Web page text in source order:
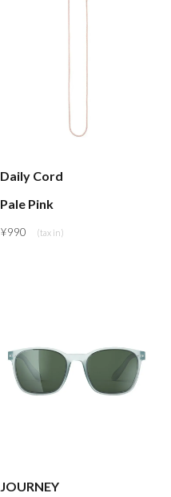
Daily Cord
Pale Pink
¥990
JOURNEY